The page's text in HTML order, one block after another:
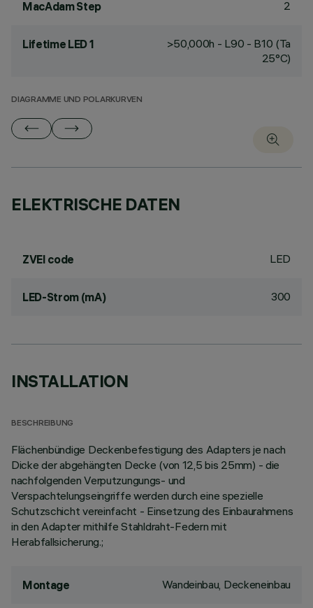
MacAdam Step 2
Lifetime LED 1
>50,000h - L90 - B10 (Ta
25°C)
DIAGRAMME UND POLARKURVEN
ELEKTRISCHE DATEN
ZVEI code LED
LED-Strom (mA) 300
INSTALLATION
BESCHREIBUNG
Flächenbündige Deckenbefestigung des Adapters je nach
Dicke der abgehängten Decke (von 12,5 bis 25mm) - die
nachfolgenden Verputzungungs- und
Verspachtelungseingriffe werden durch eine spezielle
Schutzschicht vereinfacht - Einsetzung des Einbaurahmens
in den Adapter mithilfe Stahldraht-Federn mit
Herabfallsicherung.;
Montage Wandeinbau, Deckeneinbau